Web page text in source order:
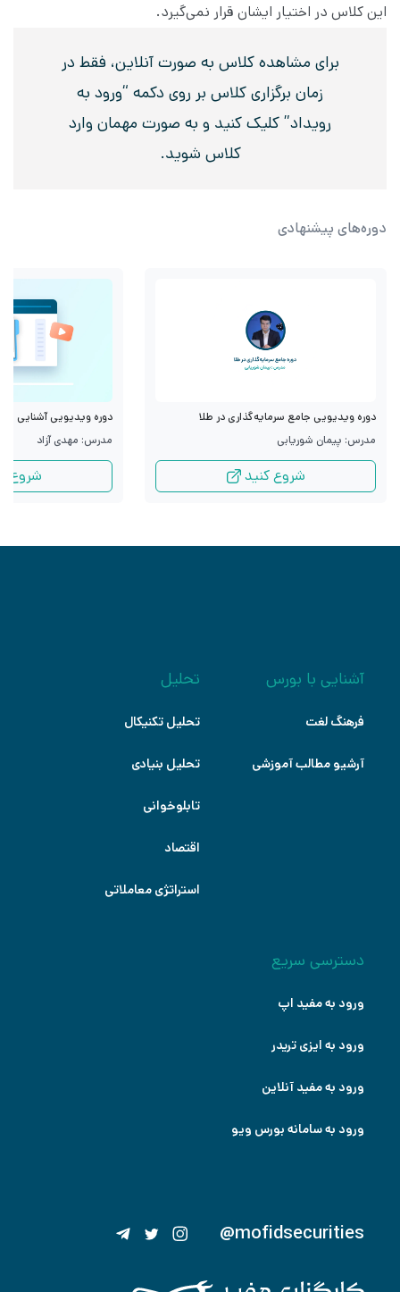
این کلاس در اختیار ایشان قرار نمی‌گیرد.
برای مشاهده کلاس به صورت آنلاین، فقط در
زمان برگزاری کلاس بر روی دکمه “ورود به
رویداد” کلیک کنید و به صورت مهمان وارد
کلاس شوید.
دوره‌های پیشنهادی
دوره ویدیویی جامع سرمایه‌گذاری در طلا
مدرس: پیمان شوریابی
شروع کنید
دوره ویدیویی آشنایی با
مدرس: مهدی آزاد
شروع
@mofidsecurities
آشنایی با بورس
فرهنگ لغت
آرشیو مطالب آموزشی
تحلیل
تحلیل تکنیکال
تحلیل بنیادی
تابلوخوانی
اقتصاد
استراتژی معاملاتی
دسترسی سریع
ورود به مفید اپ
ورود به ایزی تریدر
ورود به مفید آنلاین
ورود به سامانه بورس ویو